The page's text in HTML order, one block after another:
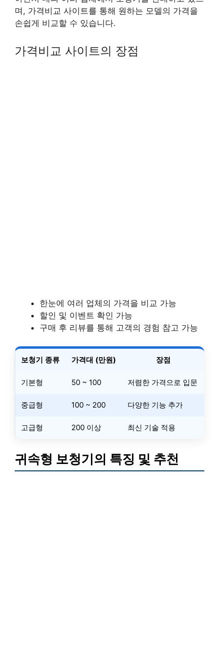
며, 가격비교 사이트를 통해 원하는 모델의 가격을
손쉽게 비교할 수 있습니다.
가격비교 사이트의 장점
한눈에 여러 업체의 가격을 비교 가능
할인 및 이벤트 확인 가능
구매 후 리뷰를 통해 고객의 경험 참고 가능
보청기 종류 가격대 (만원) 장점
기본형 50 ~ 100 저렴한 가격으로 입문
중급형 100 ~ 200 다양한 기능 추가
고급형 200 이상 최신 기술 적용
귀속형 보청기의 특징 및 추천